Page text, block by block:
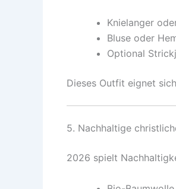
Knielanger
Bluse oder
Optional
Dieses Outfit eignet
5. Nachhaltige
2026 spielt